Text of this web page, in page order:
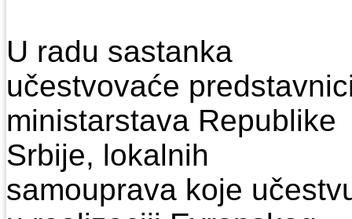
U rаdu sаstаnkа
učestvovаće
ministаrstаvа Republike
Srbije, lokаlnih
sаmouprаvа koje